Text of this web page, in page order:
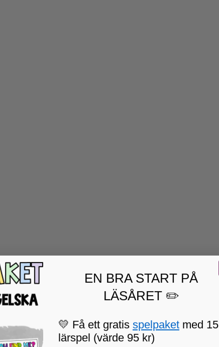
EN BRA START PÅ
LÄSÅRET ✏️
💛 Få ett gratis spelpaket med 15
lärspel (värde 95 kr)